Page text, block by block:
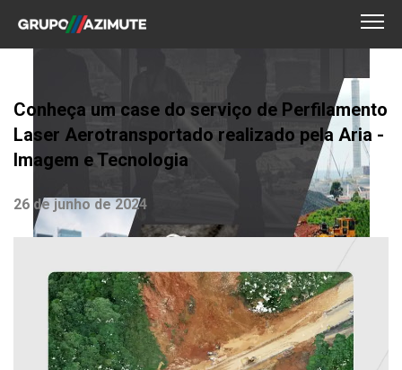
Conheça um case do serviço de Perfilamento
Laser Aerotransportado realizado pela Aria -
Imagem e Tecnologia
26 de junho de 2024